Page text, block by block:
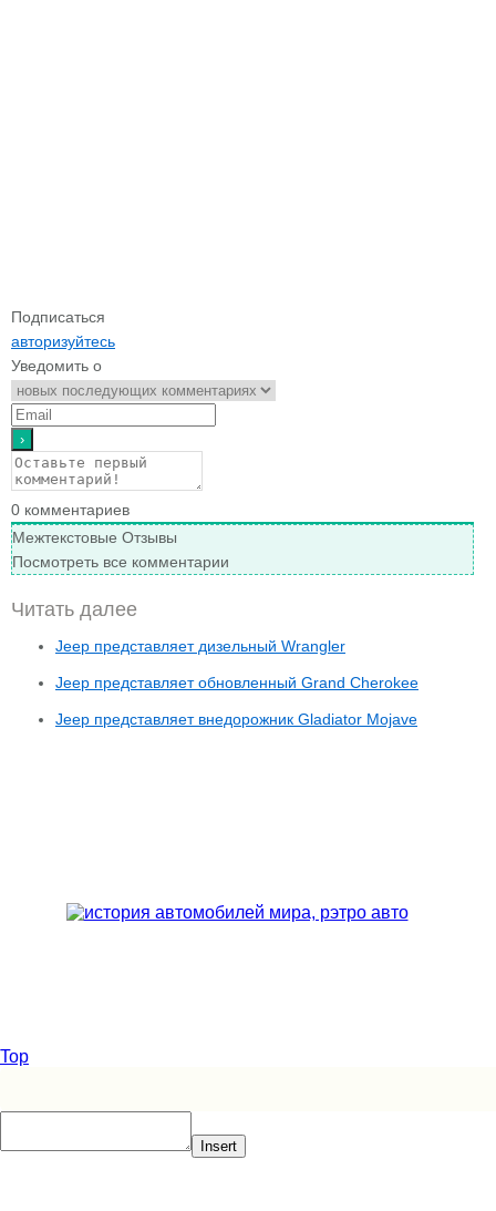
Подписаться
авторизуйтесь
Уведомить о
0 комментариев
Межтекстовые Отзывы
Посмотреть все комментарии
Читать далее
Jeep представляет дизельный Wrangler
Jeep представляет обновленный Grand Cherokee
Jeep представляет внедорожник Gladiator Mojave
Top
Insert